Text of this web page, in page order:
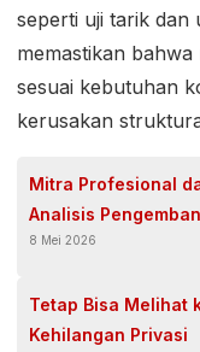
seperti uji tarik dan
memastikan
sesuai kebutuhan
kerusakan
Mitra Profesional
Analisis
8 Mei 2026
Tetap Bisa Melihat
Kehilangan Privasi